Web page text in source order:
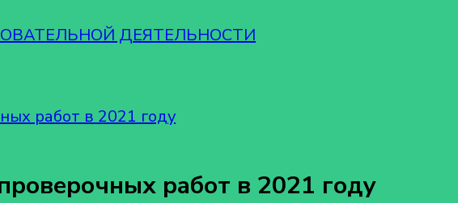
ДЕЯТЕЛЬНОСТИ
работ в 2021 году
работ в 2021 году